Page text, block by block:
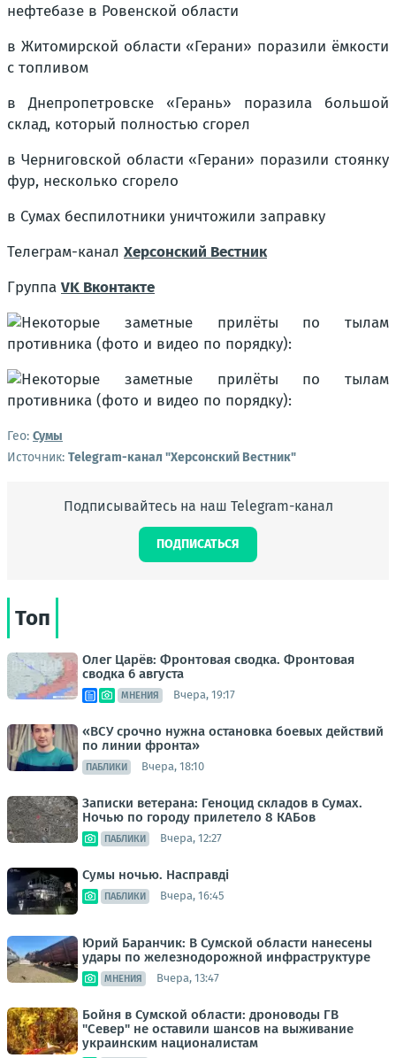
нефтебазе в Ровенской области
в Житомирской области «Герани» поразили ёмкости
с топливом
в Днепропетровске «Герань» поразила большой
склад, который полностью сгорел
в Черниговской области «Герани» поразили стоянку
фур, несколько сгорело
в Сумах беспилотники уничтожили заправку
Телеграм-канал Херсонский Вестник
Группа VK Вконтакте
Гео: Сумы
Источник: Telegram-канал "Херсонский Вестник"
Подписывайтесь на наш Telegram-канал
ПОДПИСАТЬСЯ
Топ
Олег Царёв: Фронтовая сводка. Фронтовая
сводка 6 августа
МНЕНИЯ Вчера, 19:17
«ВСУ срочно нужна остановка боевых действий
по линии фронта»
ПАБЛИКИ Вчера, 18:10
Записки ветерана: Геноцид складов в Сумах.
Ночью по городу прилетело 8 КАБов
ПАБЛИКИ Вчера, 12:27
Сумы ночью. Насправді
ПАБЛИКИ Вчера, 16:45
Юрий Баранчик: В Сумской области нанесены
удары по железнодорожной инфраструктуре
МНЕНИЯ Вчера, 13:47
Бойня в Сумской области: дроноводы ГВ
"Север" не оставили шансов на выживание
украинским националистам